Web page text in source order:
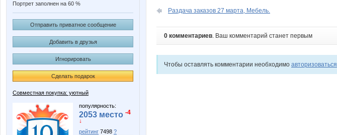
Портрет заполнен на 60 %
Отправить приватное сообщение
Добавить в друзья
Игнорировать
Сделать подарок
Совместная покупка: уютный
популярность:
2053 место -4
↓
рейтинг 7498 ?
Раздача заказов 27 марта, Мебель.
0 комментариев. Ваш комментарий станет первым
Чтобы оставлять комментарии необходимо авторизоваться